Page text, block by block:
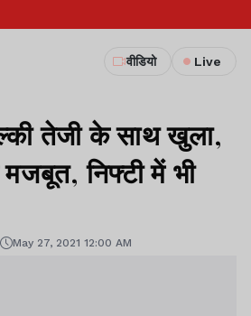
वीडियो Live
तेजी के साथ खुला,
निफ्टी में भी
May 27, 2021 12:00 AM